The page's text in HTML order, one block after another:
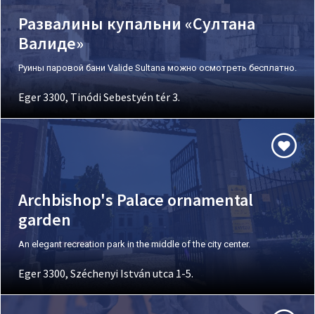
Развалины купальни «Султана
Валиде»
Руины паровой бани Valide Sultana можно осмотреть бесплатно.
Eger 3300, Tinódi Sebestyén tér 3.
Archbishop's Palace ornamental
garden
An elegant recreation park in the middle of the city center.
Eger 3300, Széchenyi István utca 1-5.